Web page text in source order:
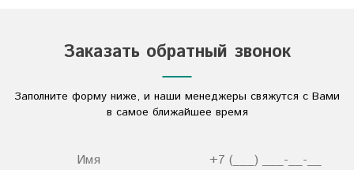
Соли
Дезинфицирующие средства
Другое
Заказать обратный звонок
Заполните форму ниже, и наши менеджеры свяжутся с Вами
в самое ближайшее время